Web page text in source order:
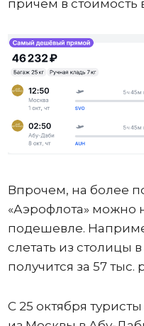
причем в стоимость
Впрочем, на более
«Аэрофлота» можно
подешевле.
слетать из столицы
получится за 57 тыс.
С 25 октября